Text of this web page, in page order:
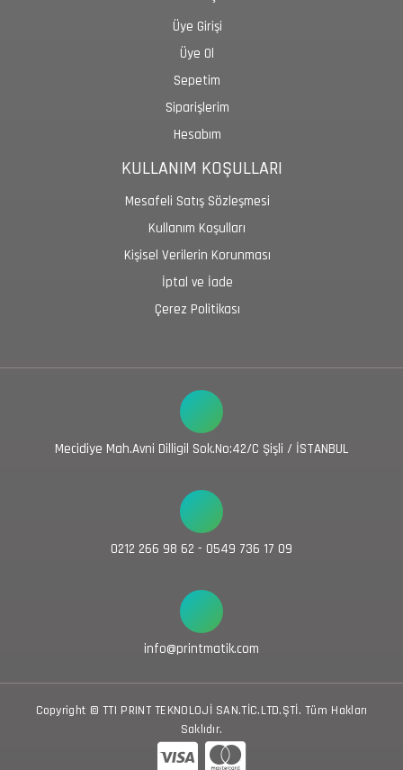
Üye Girişi
Üye Ol
Sepetim
Siparişlerim
Hesabım
KULLANIM KOŞULLARI
Mesafeli Satış Sözleşmesi
Kullanım Koşulları
Kişisel Verilerin Korunması
İptal ve İade
Çerez Politikası
Mecidiye Mah.Avni Dilligil Sok.No:42/C Şişli / İSTANBUL
0212 266 98 62 - 0549 736 17 09
info@printmatik.com
Copyright © TTI PRINT TEKNOLOJİ SAN.TİC.LTD.ŞTİ. Tüm Hakları
Saklıdır.